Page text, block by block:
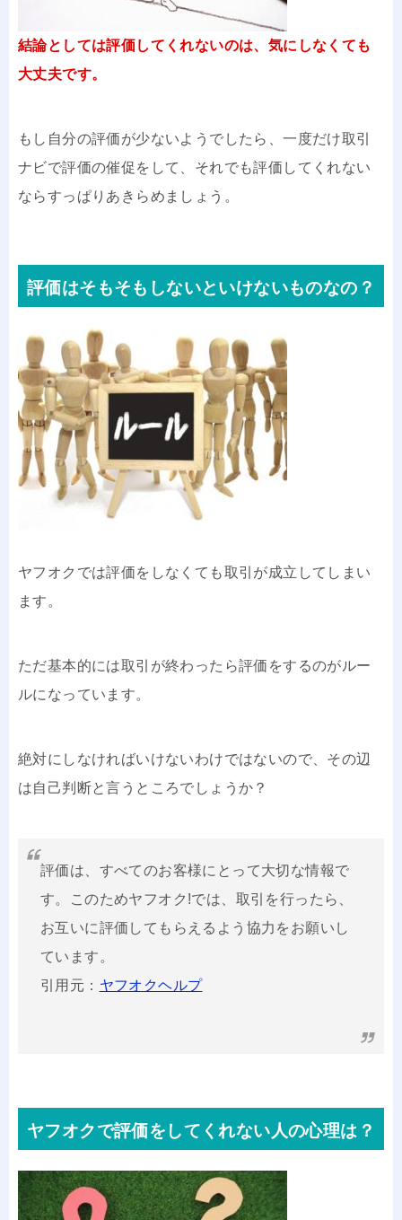
結論としては評価してくれないのは、気にしなくても
大丈夫です。
もし自分の評価が少ないようでしたら、一度だけ取引
ナビで評価の催促をして、それでも評価してくれない
ならすっぱりあきらめましょう。
評価はそもそもしないといけないものなの？
ヤフオクでは評価をしなくても取引が成立してしまい
ます。
ただ基本的には取引が終わったら評価をするのがルー
ルになっています。
絶対にしなければいけないわけではないので、その辺
は自己判断と言うところでしょうか？
評価は、すべてのお客様にとって大切な情報で
す。このためヤフオク!では、取引を行ったら、
お互いに評価してもらえるよう協力をお願いし
ています。
引用元： ヤフオクヘルプ
ヤフオクで評価をしてくれない人の心理は？